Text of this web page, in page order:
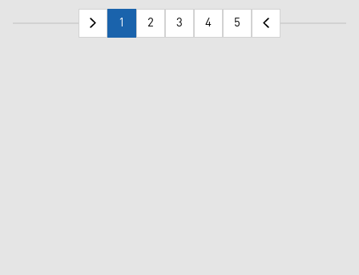
1 2 3 4 5